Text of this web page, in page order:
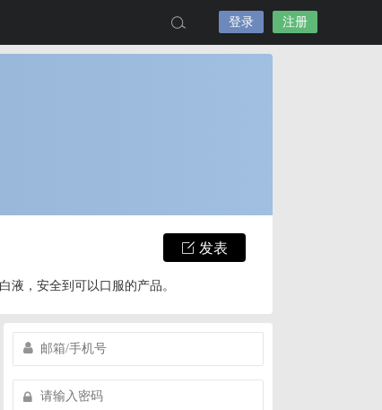
登录 注册
发表
液，安全到可以口服的产品。